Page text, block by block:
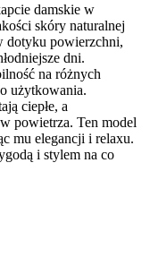
damskie w
skóry naturalnej
dotyku powierzchni,
dni.
na różnych
użytkowania.
ciepłe, a
powietrza. Ten model
mu elegancji i relaxu.
i stylem na co